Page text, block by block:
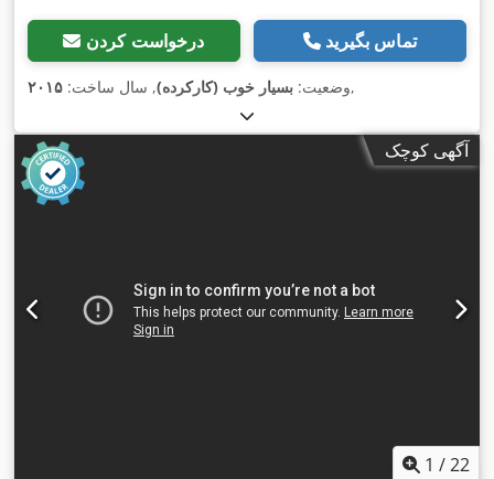
درخواست کردن تماس بگیرید
وضعیت: بسیار خوب (کارکرده), سال ساخت: ۲۰۱۵ ,
آگهی کوچک
1 /22